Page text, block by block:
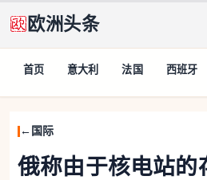
欧洲头条
首页 意大利 法国 西班牙
国际
俄称由于核电站的